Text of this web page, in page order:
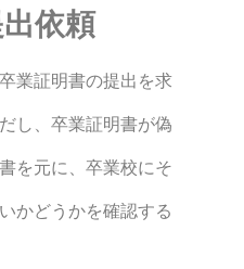
依頼
業証明書の提出を求
し、卒業証明書が偽
を元に、卒業校にそ
かどうかを確認する